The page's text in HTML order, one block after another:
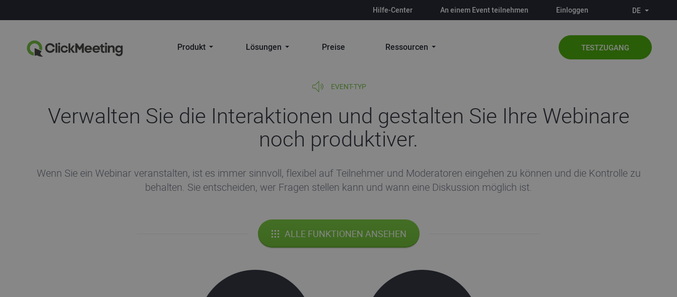
Hilfe-Center An einem Event teilnehmen Einloggen DE
Produkt Lösungen Preise Ressourcen TESTZUGANG
EVENT-TYP
Verwalten Sie die Interaktionen und gestalten Sie Ihre Webinare
noch produktiver.
Wenn Sie ein Webinar veranstalten, ist es immer sinnvoll, flexibel auf Teilnehmer und Moderatoren eingehen zu können und die Kontrolle zu
behalten. Sie entscheiden, wer Fragen stellen kann und wann eine Diskussion möglich ist.
ALLE FUNKTIONEN ANSEHEN